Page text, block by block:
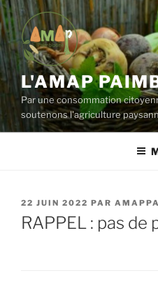
Aller
au
contenu
principal
L'AMAP
Par une consommation
soutenons l'agriculture
PUBLIÉ
LE
22 JUIN 2022 PAR
RAPPEL : pas de